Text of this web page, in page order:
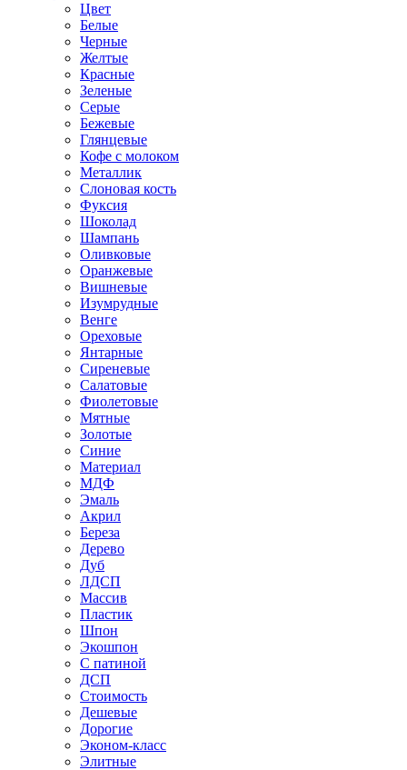
Цвет
Белые
Черные
Желтые
Красные
Зеленые
Серые
Бежевые
Глянцевые
Кофе с молоком
Металлик
Слоновая кость
Фуксия
Шоколад
Шампань
Оливковые
Оранжевые
Вишневые
Изумрудные
Венге
Ореховые
Янтарные
Сиреневые
Салатовые
Фиолетовые
Мятные
Золотые
Синие
Материал
МДФ
Эмаль
Акрил
Береза
Дерево
Дуб
ЛДСП
Массив
Пластик
Шпон
Экошпон
С патиной
ДСП
Стоимость
Дешевые
Дорогие
Эконом-класс
Элитные